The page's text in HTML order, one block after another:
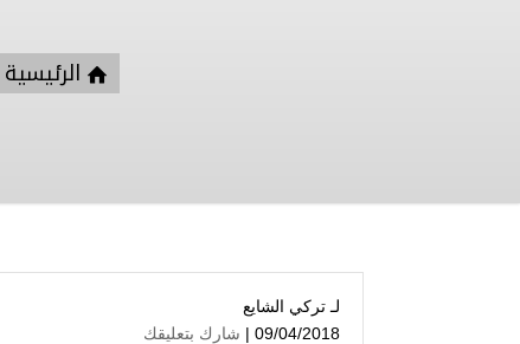
الرئيسية
لـ تركي الشايع
09/04/2018 |
شارك بتعليقك